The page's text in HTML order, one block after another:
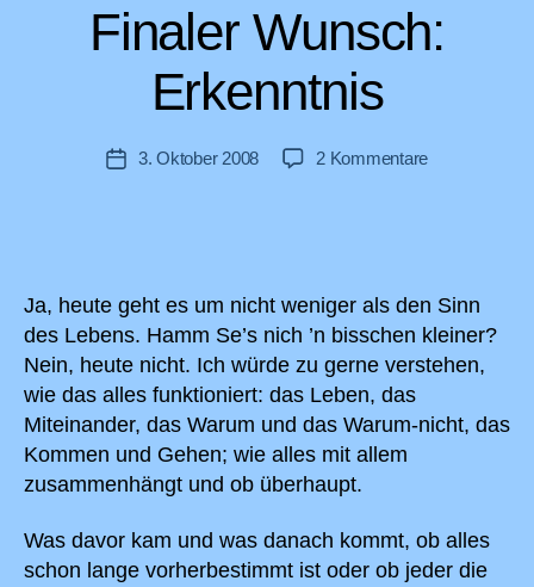
Finaler Wunsch:
Erkenntnis
Veröffentlichungsdatum
3. Oktober 2008 2 Kommentarezu
Ja, heute geht es um nicht weniger als den Sinn
des Lebens. Hamm Se’s nich ’n bisschen kleiner?
Nein, heute nicht. Ich würde zu gerne verstehen,
wie das alles funktioniert: das Leben, das
Miteinander, das Warum und das Warum-nicht, das
Kommen und Gehen; wie alles mit allem
zusammenhängt und ob überhaupt.
Was davor kam und was danach kommt, ob alles
schon lange vorherbestimmt ist oder ob jeder die